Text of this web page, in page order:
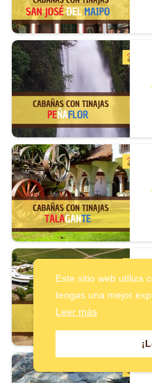
Este sitio web utiliza
tengas una mejor
Leer más